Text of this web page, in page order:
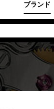
ブランド